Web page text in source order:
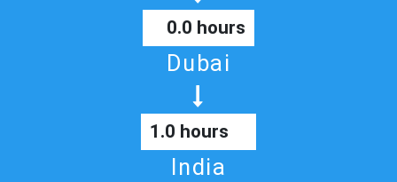
0.0 hours
Dubai
1.0 hours
India